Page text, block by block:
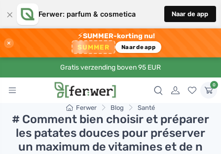
× Ferwer: parfum & cosmetica Naar de app
×
⚡SUMMER-korting nu!
SUMMER Naar de app
Gratis verzending boven 95 EUR
0
Ferwer Blog Santé
# Comment bien choisir et préparer
les patates douces pour préserver
un maximum de vitamines et de n